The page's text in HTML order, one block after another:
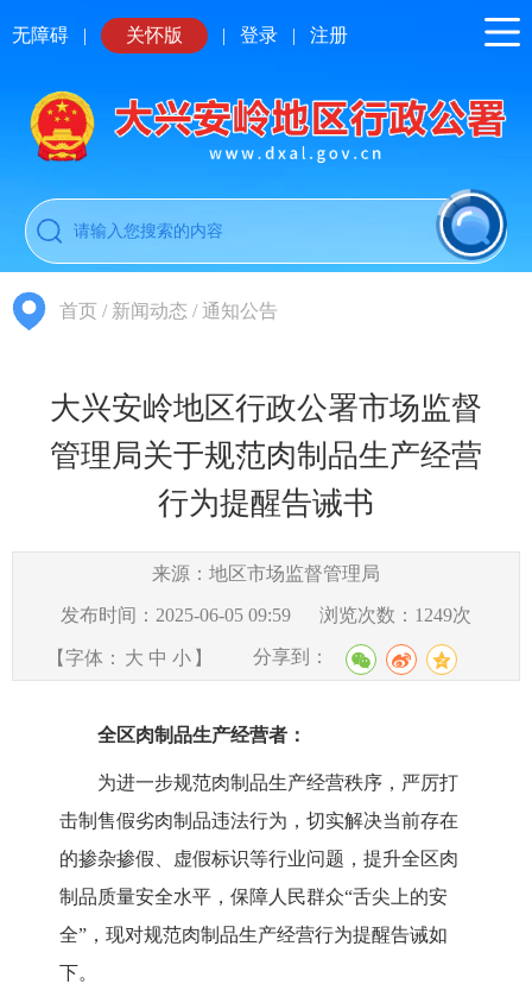
无障碍 | 关怀版 | 登录 | 注册
首页 / 新闻动态 /通知公告
大兴安岭地区行政公署市场监督
管理局关于规范肉制品生产经营
行为提醒告诫书
来源：地区市场监督管理局
发布时间：2025-06-05 09:59 浏览次数： 1249次
【字体： 大 中 小 】 分享到：
全区肉制品生产经营者：
为进一步规范肉制品生产经营秩序，严厉打
击制售假劣肉制品违法行为，切实解决当前存在
的掺杂掺假、虚假标识等行业问题，提升全区肉
制品质量安全水平，保障人民群众“舌尖上的安
全”，现对规范肉制品生产经营行为提醒告诫如
下。